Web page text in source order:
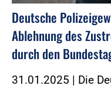
Deutsche
Ablehnung des
durch den
31.01.2025 | Die